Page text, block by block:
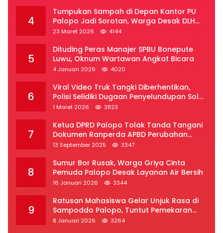
4
Tumpukan Sampah di Depan Kantor PU
Palopo Jadi Sorotan, Warga Desak DLH
Segera Bertindak
23 Maret 2026 4144
5
Dituding Peras Manajer SPBU Bonepute
Luwu, Oknum Wartawan Angkat Bicara
4 Januari 2026 4020
6
Viral Video Truk Tangki Diberhentikan,
Polisi Selidiki Dugaan Penyelundupan Solar
Subsidi di Palopo
1 Maret 2026 3823
7
Ketua DPRD Palopo Tolak Tanda Tangani
Dokumen Ranperda APBD Perubahan
2025
13 September 2025 3347
8
Sumur Bor Rusak, Warga Griya Cinta
Pemuda Palopo Desak Layanan Air Bersih
16 Januari 2026 3344
9
Ratusan Mahasiswa Gelar Unjuk Rasa di
Sampoddo Palopo, Tuntut Pemekaran
Provinsi Luwu Raya
8 Januari 2026 3264